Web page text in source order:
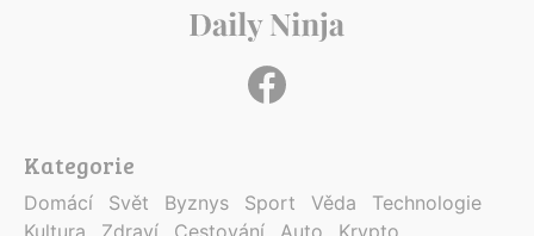
Kategorie
Domácí Svět Byznys Sport Věda
Technologie